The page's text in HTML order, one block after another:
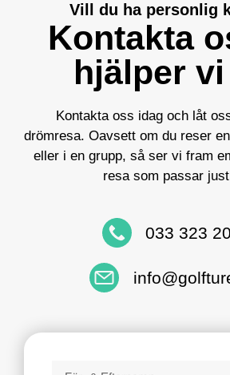
Vill du ha personlig
Kontakta
hjälper
Kontakta oss idag och låt
drömresa. Oavsett om du reser
eller i en grupp, så ser vi fram
resa som passar
033 323